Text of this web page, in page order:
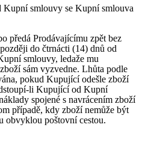
Kupní smlouvy se Kupní smlouva
předá Prodávajícímu zpět bez
do čtrnácti (14) dnů od
smlouvy, ledaže mu
sám vyzvedne. Lhůta podle
pokud Kupující odešle zboží
li Kupující od Kupní
spojené s navrácením zboží
případě, kdy zboží nemůže být
obvyklou poštovní cestou.